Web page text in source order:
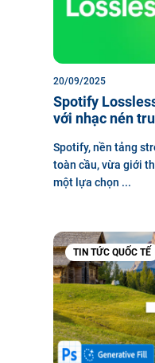
20/09/2025
Spotify
với nhạc nén
Spotify, nền tảng
toàn cầu, vừa giới
một lựa chọn ...
TIN TỨC QUỐC TẾ